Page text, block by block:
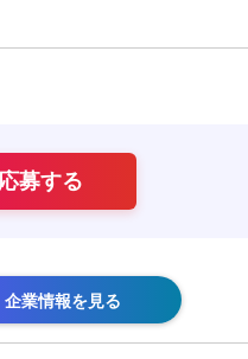
応募する
企業情報を見る